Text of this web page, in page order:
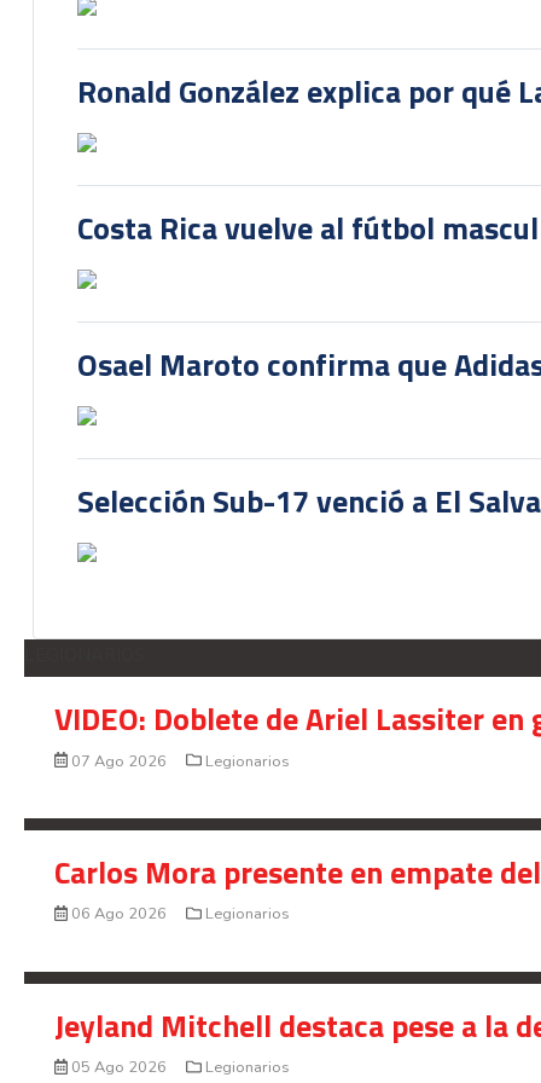
Ronald González explica por qué
Costa Rica vuelve al fútbol
Osael Maroto confirma que
Selección Sub-17 venció a El
VIDEO: Doblete de Ariel Lassiter
07 Ago 2026 Legionarios
Carlos Mora presente en empate
06 Ago 2026 Legionarios
Jeyland Mitchell destaca pese a la
05 Ago 2026 Legionarios